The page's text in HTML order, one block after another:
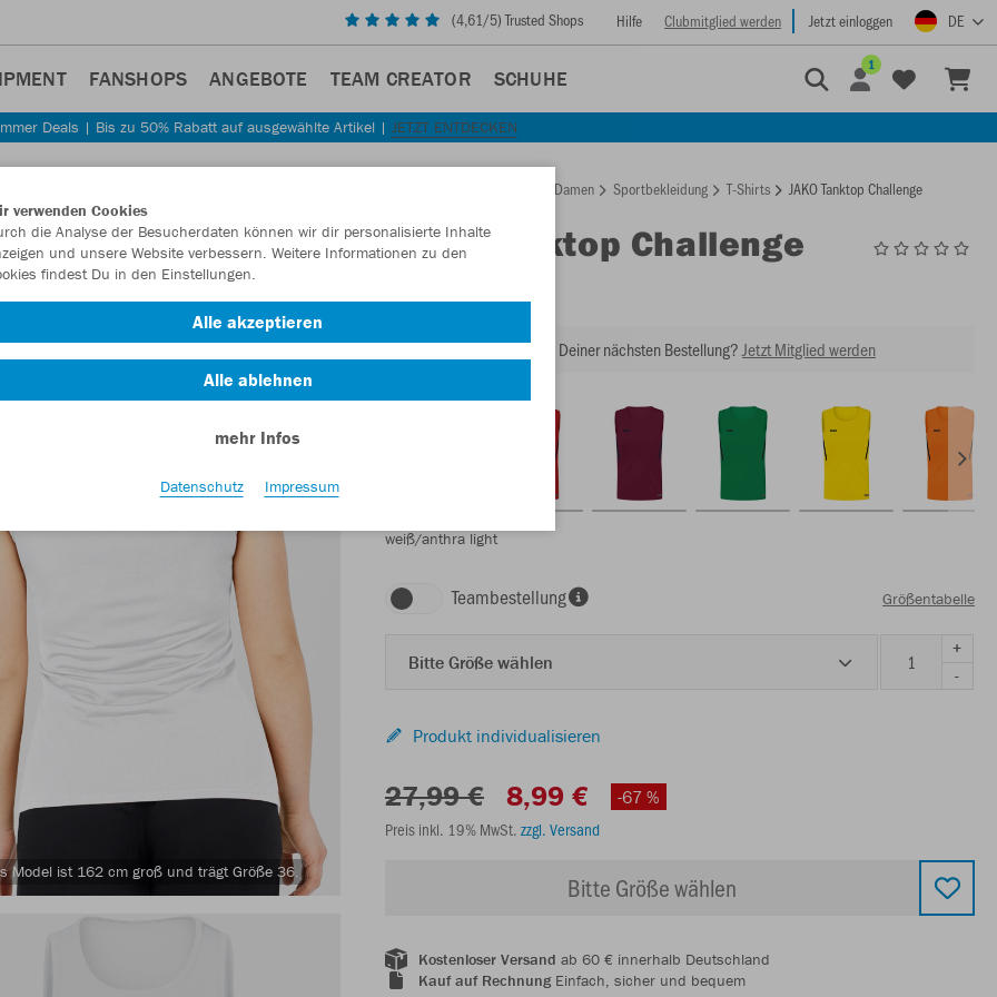
(4,61/5) Trusted Shops Hilfe Clubmitglied werden Jetzt einloggen DE
FANSHOPS ANGEBOTE TEAM CREATOR SCHUHE
1
Deals | Bis zu 50% Rabatt auf ausgewählte Artikel | JETZT ENTDECKEN
Model ist 162 cm groß und trägt Größe 36.
Damen Sportbekleidung T-Shirts JAKO Tanktop Challenge
JAKOTanktop Challenge
Lust auf 30% Rabatt bei Deiner nächsten Bestellung? Jetzt Mitglied werden
weiß/anthra light
Teambestellung Größentabelle
Bitte Größe wählen
+
-
Produkt individualisieren
27,99 € 8,99 €
-67 %
Preis inkl. 19% MwSt. zzgl. Versand
Bitte Größe wählen
Kostenloser Versand ab 60 € innerhalb Deutschland
Kauf auf RechnungEinfach, sicher und bequem
verwenden Cookies
die Analyse der Besucherdaten können wir dir personalisierte Inhalte
und unsere Website verbessern. Weitere Informationen zu den
findest Du in den Einstellungen.
Alle akzeptieren
Alle ablehnen
mehr Infos
Datenschutz Impressum